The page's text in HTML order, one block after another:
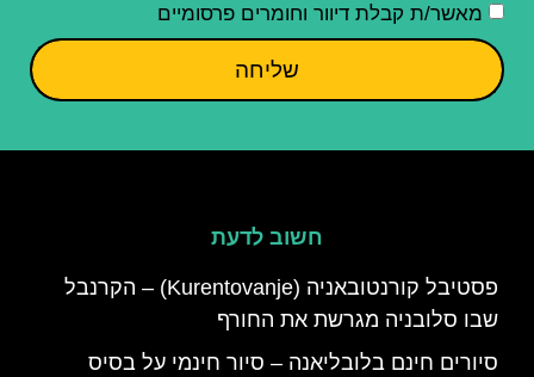
מאשר/ת קבלת דיוור וחומרים פרסומיים
שליחה
חשוב לדעת
פסטיבל קורנטובאניה (Kurentovanje) – הקרנבל
שבו סלובניה מגרשת את החורף
סיורים חינם בלובליאנה – סיור חינמי על בסיס